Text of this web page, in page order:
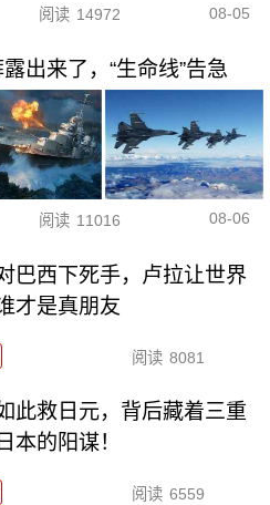
阅读 14972 08-05
出来了，“生命线”告急
阅读 11016 08-06
巴西下死手，卢拉让世界
才是真朋友
阅读 8081
此救日元，背后藏着三重
本的阳谋！
阅读 6559